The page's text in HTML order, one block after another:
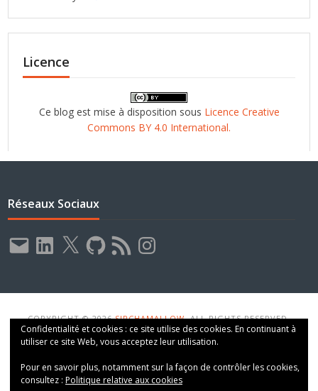
Licence
Ce blog est mise à disposition sous Licence Creative
Commons BY 4.0 International.
Réseaux Sociaux
E-
mail
LinkedIn
X GitHubFlux
RSS
Instagram
COPYRIGHT © 2026SIRCHAMALLOW. ALL RIGHTS RESERVED.
THEME: VT BLOGGING BY VOLTHEMES . POWERED BYWORDPRESS
Confidentialité et cookies : ce site utilise des cookies. En continuant à
utiliser ce site Web, vous acceptez leur utilisation.
Pour en savoir plus, notamment sur la façon de contrôler les cookies,
consultez : Politique relative aux cookies